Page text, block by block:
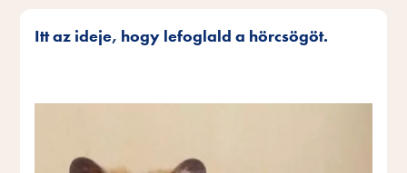
Itt az ideje, hogy lefoglald a hörcsögöt.